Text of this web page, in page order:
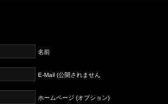
名前
E-Mail (公開されません
ホームページ (オプション)